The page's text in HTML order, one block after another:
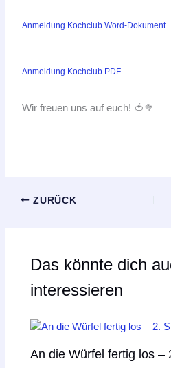
Anmeldung Kochclub Word-Dokument
Anmeldung Kochclub PDF
Wir freuen uns auf euch! 🍅🥦
ZURÜCK
Das könnte dich
interessieren
An die Würfel fertig los –